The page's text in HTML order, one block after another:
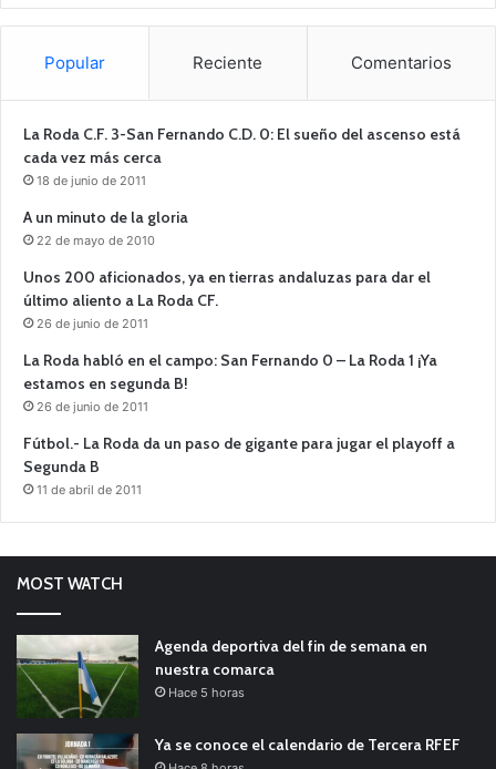
Popular Reciente Comentarios
La Roda C.F. 3-San Fernando C.D. 0: El sueño del ascenso está
cada vez más cerca
18 de junio de 2011
A un minuto de la gloria
22 de mayo de 2010
Unos 200 aficionados, ya en tierras andaluzas para dar el
último aliento a La Roda CF.
26 de junio de 2011
La Roda habló en el campo: San Fernando 0 – La Roda 1 ¡Ya
estamos en segunda B!
26 de junio de 2011
Fútbol.- La Roda da un paso de gigante para jugar el playoff a
Segunda B
11 de abril de 2011
MOST WATCH
Agenda deportiva del fin de semana en
nuestra comarca
Hace 5 horas
Ya se conoce el calendario de Tercera RFEF